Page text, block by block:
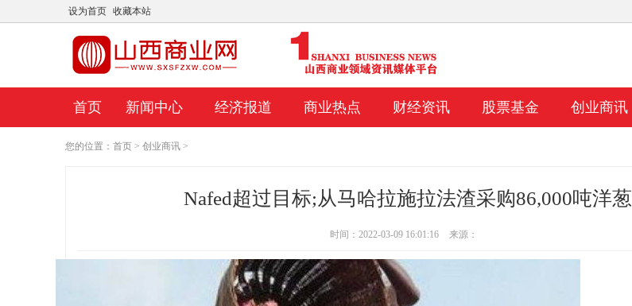
设为首页 收藏本站
首页 新闻中心 经济报道 商业热点 财经资讯 股票基金 创业商讯
您的位置： 首页 > 创业商讯 >
Nafed超过目标;从马哈拉施拉法渣采购86,000吨洋葱
时间：2022-03-09 16:01:16 来源：